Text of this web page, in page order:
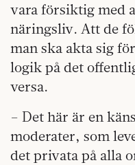
vara försiktig med
näringsliv. Att de
man ska akta sig
logik på det
versa.
– Det här är en
moderater, som
det privata på alla